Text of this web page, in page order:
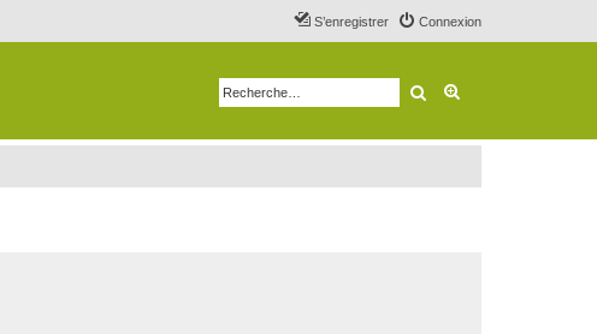
Connexion
S’enregistrer
Rechercher